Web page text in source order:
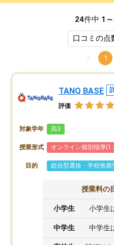
24件中 1
1
TANQ BASE
評価
対象学年 高3
授業形式 オンライン個別指導
目的 総合型選抜・学校推薦
授業料の
小学生 小学生
中学生 中学生